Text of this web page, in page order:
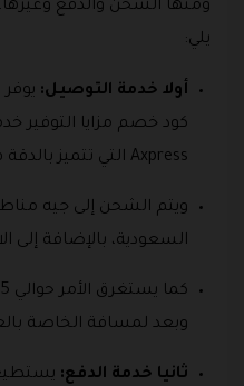
ومنها الشحن والدفع
يلي:
أولا خدمة التوصيل: يوفر
Axpress التي تتميز بالدقة في المواعيد.
ويتم الشحن إلى جيه
السعودية، بالإضافة إلى
وبعد لمسافة الخاصة
ثانيا خدمة الدفع: يستطيع